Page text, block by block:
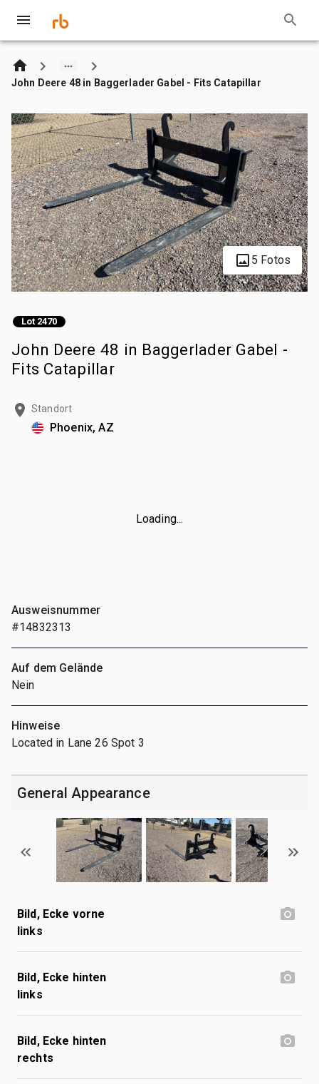
John Deere 48 in Baggerlader Gabel - Fits Catapillar
5 Fotos
Lot 2470
John Deere 48 in Baggerlader Gabel -
Fits Catapillar
Standort
Phoenix, AZ
Loading...
Ausweisnummer
#14832313
Auf dem Gelände
Nein
Hinweise
Located in Lane 26 Spot 3
General Appearance
Bild, Ecke vorne
links
Bild, Ecke hinten
links
Bild, Ecke hinten
rechts